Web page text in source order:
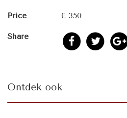
Price € 350
Share
Ontdek ook